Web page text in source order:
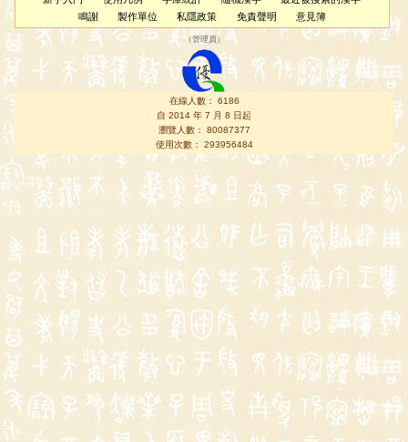
鳴謝
製作單位 私隱政策 免責聲明 意見簿
（管理員 ）
在線人數： 6186
自 2014 年 7 月 8 日起
瀏覽人數： 80087377
使用次數： 293956484